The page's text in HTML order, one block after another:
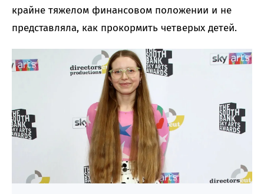
крайне тяжелом финансовом положении и не
представляла, как прокормить четверых детей.